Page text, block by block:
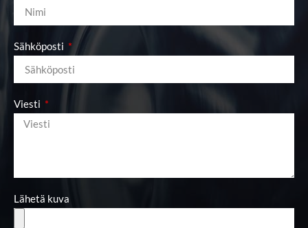
Sähköposti
Viesti
Lähetä kuva